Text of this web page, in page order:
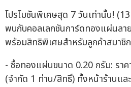
โปรโมชันพิเศษสุด 7 วันเท่านั้น!
พบกับคอลเลกชันการ์ดทองแผ่นล
พร้อมสิทธิพิเศษสำหรับลูกค้าสมา
- ซื้อทองแผ่นขนาด 0.20 กรัม: รา
(จำกัด 1 ท่าน/สิทธิ์) ทั้งหน้าร้านแล